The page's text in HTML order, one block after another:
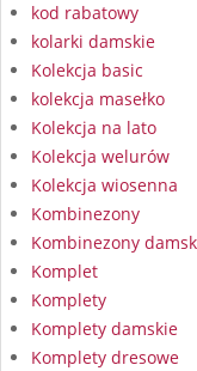
kod rabatowy
kolarki damskie
Kolekcja basic
kolekcja masełko
Kolekcja na lato
Kolekcja welurów
Kolekcja wiosenna
Kombinezony
Kombinezony
Komplet
Komplety
Komplety damskie
Komplety dresowe